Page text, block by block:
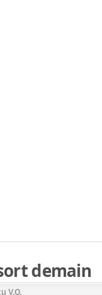
demain
V.O.